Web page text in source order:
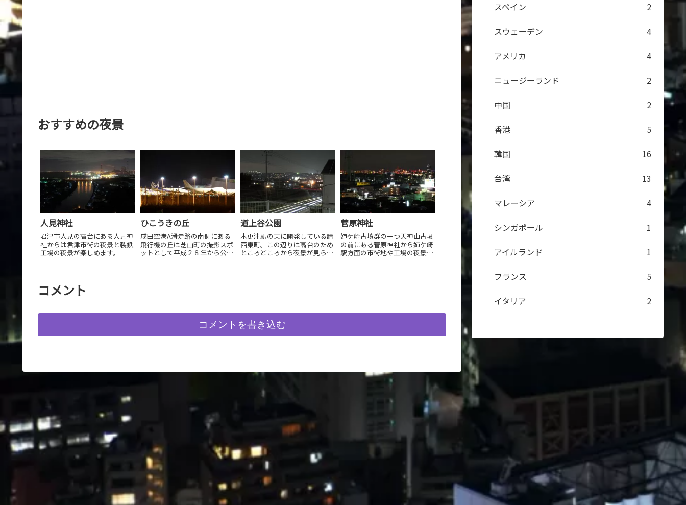
おすすめの夜景
人見神社
君津市人見の高台にある人見神
社からは君津市街の夜景と製鉄
工場の夜景が楽しめます。
ひこうきの丘
成田空港A滑走路の南側にある
飛行機の丘は芝山町の撮影スポ
ットとして平成２８年から公開
道上谷公園
木更津駅の東に開発している請
西東町。この辺りは高台のため
ところどころから夜景が見られ
菅原神社
姉ケ崎古墳群の一つ天神山古墳
の前にある菅原神社から姉ケ崎
駅方面の市街地や工場の夜景が
コメント
コメントを書き込む
スペイン
2
スウェーデン
4
アメリカ
4
ニュージーランド
2
中国
2
香港
5
韓国
16
台湾
13
マレーシア
4
シンガポール
1
アイルランド
1
フランス
5
イタリア
2